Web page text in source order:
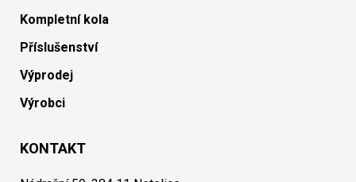
Kompletní kola
Příslušenství
Výprodej
Výrobci
KONTAKT